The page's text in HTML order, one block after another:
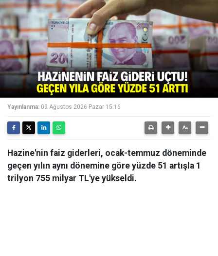
Yayınlanma: 09 Ağustos 2026 Pazar 15:16
Hazine'nin faiz giderleri, ocak-temmuz döneminde
geçen yılın aynı dönemine göre yüzde 51 artışla 1
trilyon 755 milyar TL'ye yükseldi.